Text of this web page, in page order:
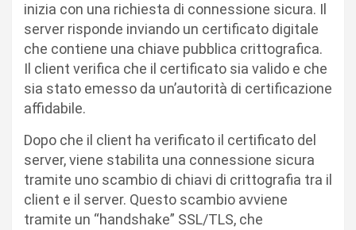
inizia con una richiesta di connessione sicura. Il
server risponde inviando un certificato digitale
che contiene una chiave pubblica crittografica.
Il client verifica che il certificato sia valido e che
sia stato emesso da un’autorità di certificazione
affidabile.
Dopo che il client ha verificato il certificato del
server, viene stabilita una connessione sicura
tramite uno scambio di chiavi di crittografia tra il
client e il server. Questo scambio avviene
tramite un “handshake” SSL/TLS, che